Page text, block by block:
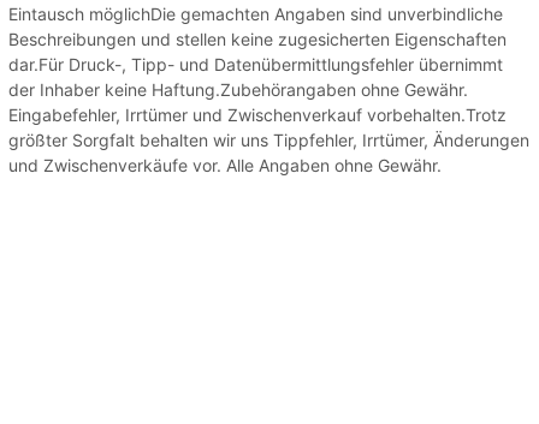
Eintausch möglichDie gemachten Angaben sind unverbindliche
Beschreibungen und stellen keine zugesicherten Eigenschaften
dar.Für Druck-, Tipp- und Datenübermittlungsfehler übernimmt
der Inhaber keine Haftung.Zubehörangaben ohne Gewähr.
Eingabefehler, Irrtümer und Zwischenverkauf vorbehalten.Trotz
größter Sorgfalt behalten wir uns Tippfehler, Irrtümer, Änderungen
und Zwischenverkäufe vor. Alle Angaben ohne Gewähr.